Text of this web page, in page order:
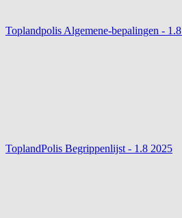
Toplandpolis Algemene-bepalingen - 1.8
ToplandPolis Begrippenlijst - 1.8 2025